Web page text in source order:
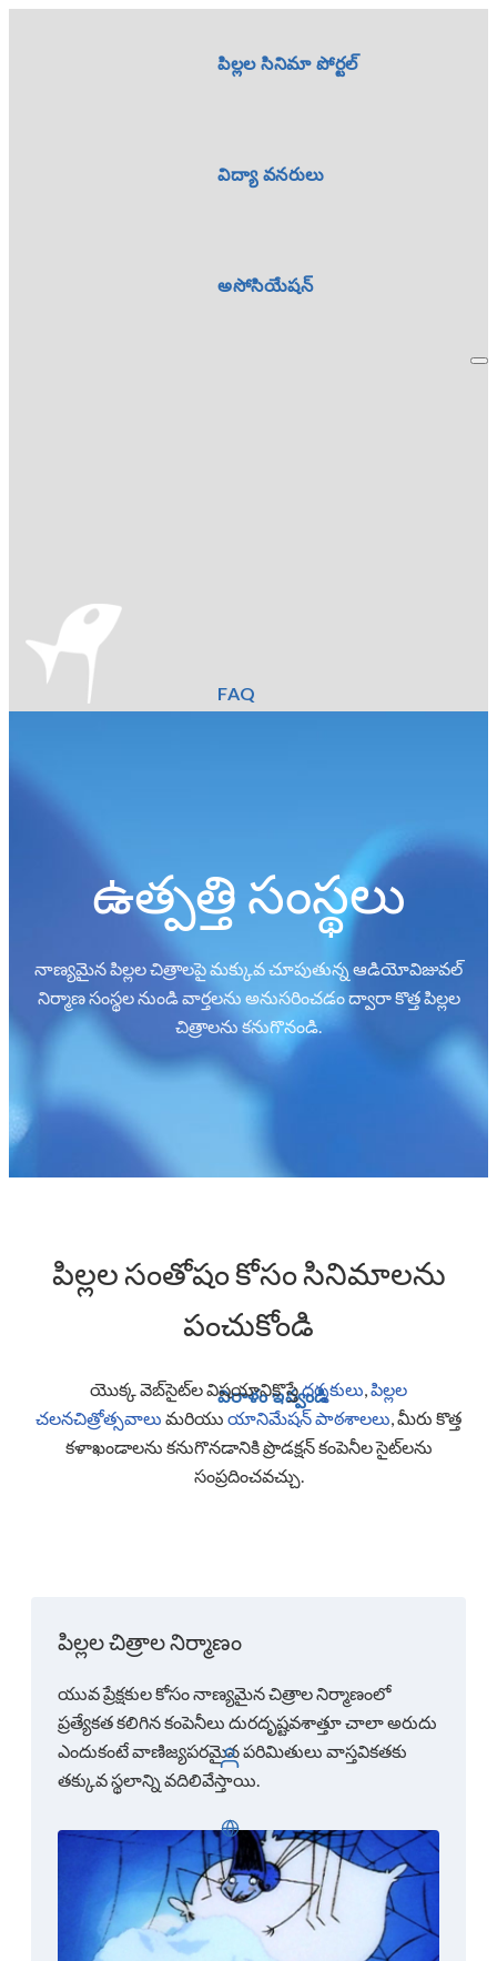
పిల్లల సినిమా పోర్టల్
విద్యా వనరులు
అసోసియేషన్
FAQ
విరాళం ఇవ్వండి
లాగిన్ చేయండి
తెలుగు
ఉత్పత్తి సంస్థలు
నాణ్యమైన పిల్లల చిత్రాలపై మక్కువ చూపుతున్న ఆడియోవిజువల్
నిర్మాణ సంస్థల నుండి వార్తలను అనుసరించడం ద్వారా కొత్త పిల్లల
చిత్రాలను కనుగొనండి.
పిల్లల సంతోషం కోసం సినిమాలను
పంచుకోండి
యొక్క వెబ్‌సైట్‌ల విషయానికొస్తేదర్శకులు,పిల్లల
చలనచిత్రోత్సవాలు మరియు యానిమేషన్ పాఠశాలలు,మీరు కొత్త
కళాఖండాలను కనుగొనడానికి ప్రొడక్షన్ కంపెనీల సైట్‌లను
సంప్రదించవచ్చు.
పిల్లల చిత్రాల నిర్మాణం
యువ ప్రేక్షకుల కోసం నాణ్యమైన చిత్రాల నిర్మాణంలో
ప్రత్యేకత కలిగిన కంపెనీలు దురదృష్టవశాత్తూ చాలా అరుదు
ఎందుకంటే వాణిజ్యపరమైన పరిమితులు వాస్తవికతకు
తక్కువ స్థలాన్ని వదిలివేస్తాయి.